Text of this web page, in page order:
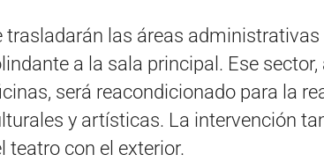
trasladarán las áreas
a la sala principal. Ese
será reacondicionado para la
y artísticas. La intervención
teatro con el exterior.